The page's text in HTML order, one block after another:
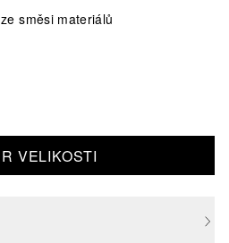
směsi materiálů
VELIKOSTI